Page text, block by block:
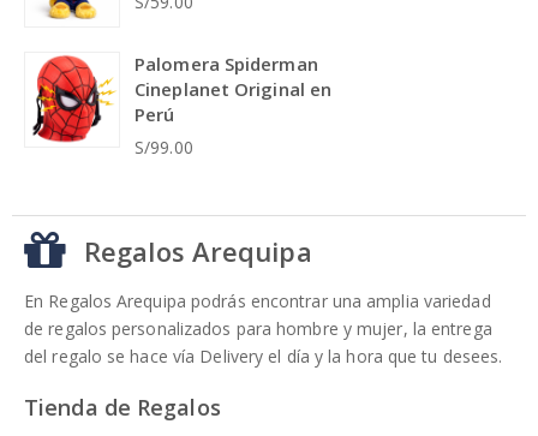
Palomera Spiderman
Cineplanet Original en
Perú
S/99.00
Regalos Arequipa
En Regalos Arequipa podrás encontrar una amplia variedad
de regalos personalizados para hombre y mujer, la entrega
del regalo se hace vía Delivery el día y la hora que tu desees.
Tienda de Regalos